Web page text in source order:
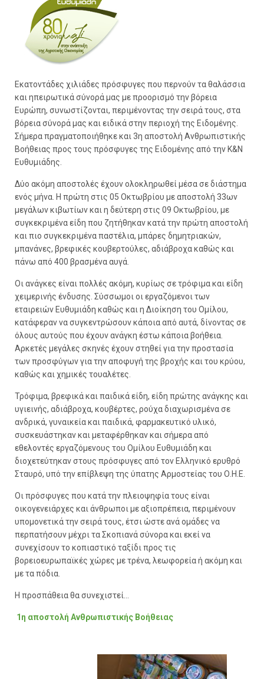
Εκατοντάδες χιλιάδες πρόσφυγες που περνούν τα θαλάσσια
και ηπειρωτικά σύνορά μας με προορισμό την βόρεια
Ευρώπη, συνωστίζονται, περιμένοντας την σειρά τους, στα
βόρεια σύνορά μας και ειδικά στην περιοχή της Ειδομένης.
Σήμερα πραγματοποιήθηκε και 3η αποστολή Ανθρωπιστικής
Βοήθειας προς τους πρόσφυγες της Ειδομένης από την Κ&Ν
Ευθυμιάδης.
Δύο ακόμη αποστολές έχουν ολοκληρωθεί μέσα σε διάστημα
ενός μήνα. Η πρώτη στις 05 Οκτωβρίου με αποστολή 33ων
μεγάλων κιβωτίων και η δεύτερη στις 09 Οκτωβρίου, με
συγκεκριμένα είδη που ζητήθηκαν κατά την πρώτη αποστολή
και πιο συγκεκριμένα παστέλια, μπάρες δημητριακών,
μπανάνες, βρεφικές κουβερτούλες, αδιάβροχα καθώς και
πάνω από 400 βρασμένα αυγά.
Οι ανάγκες είναι πολλές ακόμη, κυρίως σε τρόφιμα και είδη
χειμερινής ένδυσης. Σύσσωμοι οι εργαζόμενοι των
εταιρειών Ευθυμιάδη καθώς και η Διοίκηση του Ομίλου,
κατάφεραν να συγκεντρώσουν κάποια από αυτά, δίνοντας σε
όλους αυτούς που έχουν ανάγκη έστω κάποια βοήθεια.
Αρκετές μεγάλες σκηνές έχουν στηθεί για την προστασία
των προσφύγων για την αποφυγή της βροχής και του κρύου,
καθώς και χημικές τουαλέτες.
Τρόφιμα, βρεφικά και παιδικά είδη, είδη πρώτης ανάγκης και
υγιεινής, αδιάβροχα, κουβέρτες, ρούχα διαχωρισμένα σε
ανδρικά, γυναικεία και παιδικά, φαρμακευτικό υλικό,
συσκευάστηκαν και μεταφέρθηκαν και σήμερα από
εθελοντές εργαζόμενους του Ομίλου Ευθυμιάδη και
διοχετεύτηκαν στους πρόσφυγες από τον Ελληνικό ερυθρό
Σταυρό, υπό την επίβλεψη της ύπατης Αρμοστείας του Ο.Η.Ε.
Οι πρόσφυγες που κατά την πλειοψηφία τους είναι
οικογενειάρχες και άνθρωποι με αξιοπρέπεια, περιμένουν
υπομονετικά την σειρά τους, έτσι ώστε ανά ομάδες να
περπατήσουν μέχρι τα Σκοπιανά σύνορα και εκεί να
συνεχίσουν το κοπιαστικό ταξίδι προς τις
βορειοευρωπαϊκές χώρες με τρένα, λεωφορεία ή ακόμη και
με τα πόδια.
Η προσπάθεια θα συνεχιστεί...
1η αποστολή Ανθρωπιστικής Βοήθειας